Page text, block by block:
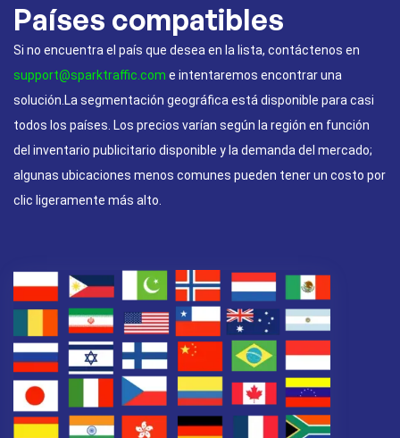
Países compatibles
Si no encuentra el país que desea en la lista, contáctenos en
support@sparktraffic.com e intentaremos encontrar una
solución.La segmentación geográfica está disponible para casi
todos los países. Los precios varían según la región en función
del inventario publicitario disponible y la demanda del mercado;
algunas ubicaciones menos comunes pueden tener un costo por
clic ligeramente más alto.